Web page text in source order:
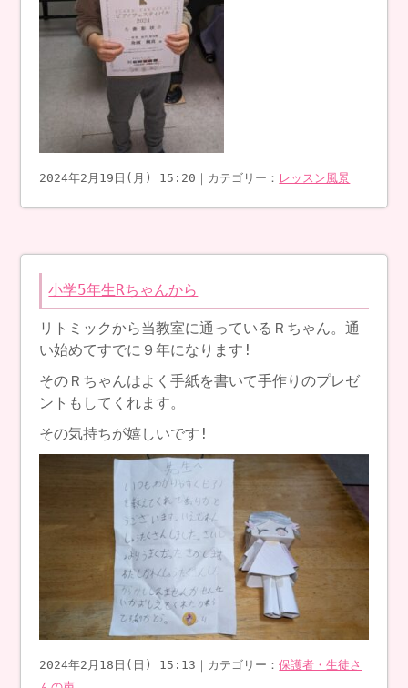
2024年2月19日(月) 15:20｜カテゴリー： レッスン風景
小学5年生Rちゃんから
リトミックから当教室に通っているＲちゃん。通
い始めてすでに９年になります!
そのＲちゃんはよく手紙を書いて手作りのプレゼ
ントもしてくれます。
その気持ちが嬉しいです!
2024年2月18日(日) 15:13｜カテゴリー：保護者・生徒さ